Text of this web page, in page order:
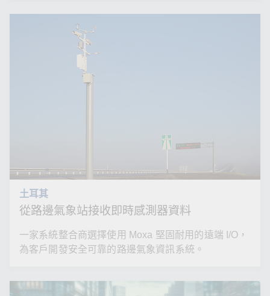
土耳其
從路邊氣象站接收即時感測器資料
一家系統整合商選擇使用 Moxa 堅固耐用的遠端 I/O，
為客戶開發安全可靠的路邊氣象資訊系統。